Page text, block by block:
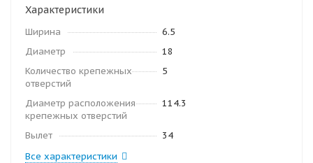
Характеристики
Ширина
6.5
Диаметр
18
Количество крепежных
отверстий
5
Диаметр расположения
крепежных отверстий
114.3
Вылет
34
Все характеристики